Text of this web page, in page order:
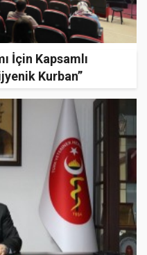
İçin Kapsamlı
Kurban”